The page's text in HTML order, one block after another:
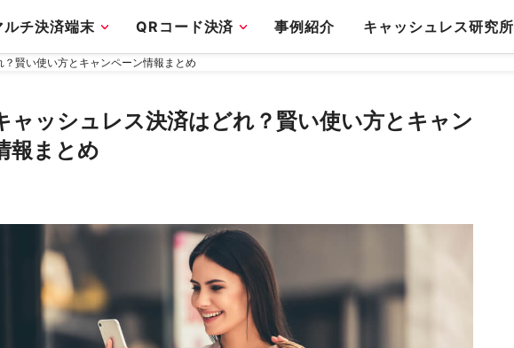
ルチ決済端末 QRコード決済 事例紹介 キャッシュレス研究所
賢い使い方とキャンペーン情報まとめ
ャッシュレス決済はどれ？賢い使い方とキャン
報まとめ